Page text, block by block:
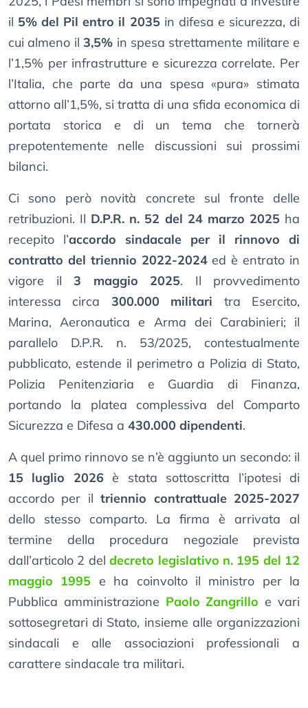
il 5% del Pil entro il 2035 in difesa e sicurezza, di
cui almeno il3,5% in spesa strettamente militare e
l’1,5% per infrastrutture e sicurezza correlate. Per
l’Italia, che parte da una spesa «pura» stimata
attorno all’1,5%, si tratta di una sfida economica di
portata storica e di un tema che tornerà
prepotentemente nelle discussioni sui prossimi
bilanci.
Ci sono però novità concrete sul fronte delle
retribuzioni. Il D.P.R. n. 52 del 24 marzo 2025 ha
recepito l’accordo sindacale per il rinnovo di
contratto del triennio 2022-2024ed è entrato in
vigore il 3 maggio 2025. Il provvedimento
interessa circa 300.000 militari tra Esercito,
Marina, Aeronautica e Arma dei Carabinieri; il
parallelo D.P.R. n. 53/2025, contestualmente
pubblicato, estende il perimetro a Polizia di Stato,
Polizia Penitenziaria e Guardia di Finanza,
portando la platea complessiva del Comparto
Sicurezza e Difesa a 430.000 dipendenti.
A quel primo rinnovo se n’è aggiunto un secondo: il
15 luglio 2026 è stata sottoscritta l’ipotesi di
accordo per iltriennio contrattuale 2025-2027
dello stesso comparto. La firma è arrivata al
termine della procedura negoziale prevista
dall’articolo 2 deldecreto legislativo n. 195 del 12
maggio 1995 e ha coinvolto il ministro per la
Pubblica amministrazione Paolo Zangrillo e vari
sottosegretari di Stato, insieme alle organizzazioni
sindacali e alle associazioni professionali a
carattere sindacale tra militari.